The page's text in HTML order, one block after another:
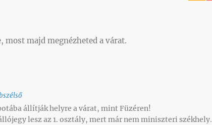
most majd megnézheted a várat.
állítják helyre a várat, mint Füzéren!
lesz az 1. osztály, mert már nem miniszteri székhely.